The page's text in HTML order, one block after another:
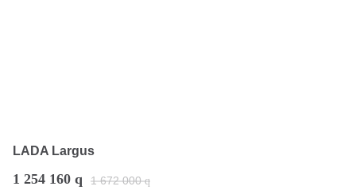
LADA Largus
1 254 160 q 1 672 000 q